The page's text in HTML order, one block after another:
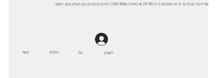
שליח עד הבית עד 5 ימי עסקים! | רק 29.90 ₪ (אילת: 59.90₪) | ייתכנו עיכובים בקו הצפון עקב המצב.
חשבון סל קשר החנות